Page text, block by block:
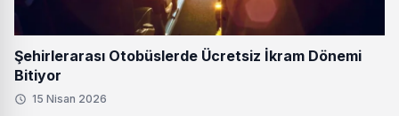
Şehirlerarası Otobüslerde Ücretsiz İkram Dönemi
Bitiyor
15 Nisan 2026